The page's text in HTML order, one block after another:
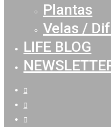
Plantas
Velas /
LIFE BLOG
facebook
youtube
instagram